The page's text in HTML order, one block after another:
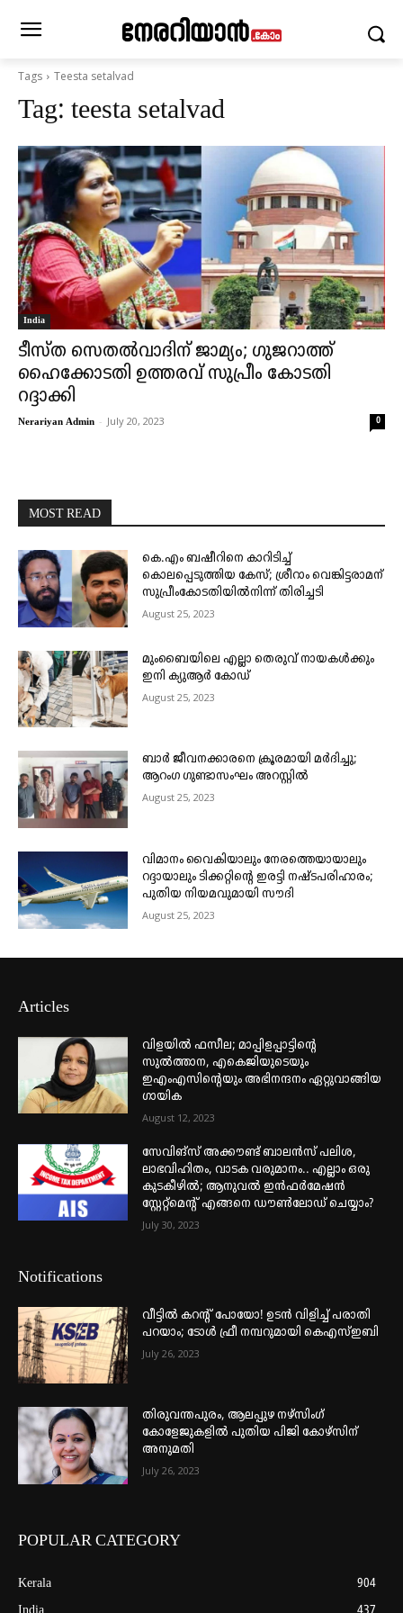
Tags Teesta setalvad
Tag: teesta setalvad
India
ടീസ്ത സെതല്‍വാദിന് ജാമ്യം; ഗുജറാത്ത്
ഹൈക്കോടതി ഉത്തരവ് സുപ്രീം കോടതി
റദ്ദാക്കി
Nerariyan Admin - July 20, 2023 0
MOST READ
കെ.എം ബഷീറിനെ കാറിടിച്ച്
കൊലപ്പെടുത്തിയ കേസ്; ശ്രീറാം വെങ്കിട്ടരാമന്
സുപ്രീംകോടതിയിൽനിന്ന് തിരിച്ചടി
August 25, 2023
മുംബൈയിലെ എല്ലാ തെരുവ് നായകൾക്കും
ഇനി ക്യുആർ കോഡ്
August 25, 2023
ബാർ ജീവനക്കാരനെ ക്രൂരമായി മർദിച്ചു;
ആറംഗ ഗുണ്ടാസംഘം അറസ്റ്റിൽ
August 25, 2023
വിമാനം വൈകിയാലും നേരത്തെയായാലും
റദ്ദായാലും ടിക്കറ്റിന്റെ ഇരട്ടി നഷ്ടപരിഹാരം;
പുതിയ നിയമവുമായി സൗദി
August 25, 2023
Articles
വിളയിൽ ഫസീല; മാപ്പിളപ്പാട്ടിന്റെ
സുൽത്താന, എകെജിയുടെയും
ഇഎംഎസിന്റെയും അഭിനന്ദനം ഏറ്റുവാങ്ങിയ
ഗായിക
August 12, 2023
സേവിങ്സ് അക്കൗണ്ട് ബാലൻസ് പലിശ,
ലാഭവിഹിതം, വാടക വരുമാനം.. എല്ലാം ഒരു
കുടകീഴിൽ; ആനുവൽ ഇൻഫർമേഷൻ
സ്റ്റേറ്റ്മെന്റ് എങ്ങനെ ഡൗൺലോഡ് ചെയ്യാം?
July 30, 2023
Notifications
വീട്ടില്‍ കറന്റ് പോയോ! ഉടന്‍ വിളിച്ച് പരാതി
പറയാം; ടോള്‍ ഫ്രീ നമ്പറുമായി കെഎസ്ഇബി
July 26, 2023
തിരുവന്തപുരം, ആലപ്പുഴ നഴ്‌സിംഗ്
കോളേജുകളില്‍ പുതിയ പിജി കോഴ്‌സിന്
അനുമതി
July 26, 2023
POPULAR CATEGORY
Kerala
904